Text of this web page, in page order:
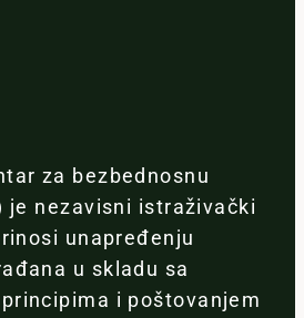
za bezbednosnu
je nezavisni istraživački
unapređenju
u skladu sa
i poštovanjem